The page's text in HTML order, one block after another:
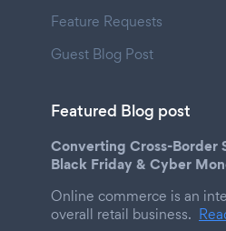
Feature Requests
Guest Blog Post
Featured Blog post
Converting Cross-Border
Black Friday & Cyber
Online commerce is an
overall retail business.